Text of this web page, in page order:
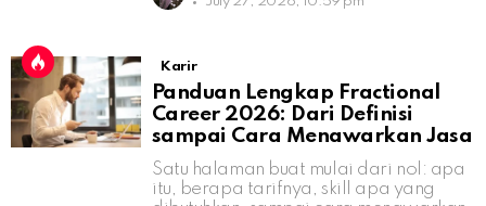
Karir
Panduan Lengkap Fractional
Career 2026: Dari Definisi
sampai Cara Menawarkan Jasa
Satu halaman buat mulai dari nol: apa
itu, berapa tarifnya, skill apa yang